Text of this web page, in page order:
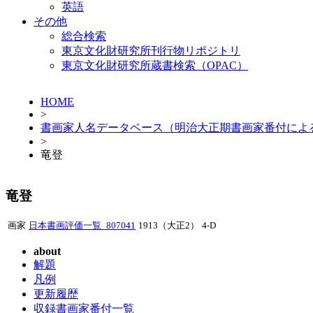
英語
その他
総合検索
東京文化財研究所刊行物リポジトリ
東京文化財研究所蔵書検索（OPAC）
HOME
>
書画家人名データベース（明治大正期書画家番付によ
>
竜登
竜登
画家 日本書画評価一覧_807041 1913（大正2） 4-D
about
解題
凡例
更新履歴
収録書画家番付一覧